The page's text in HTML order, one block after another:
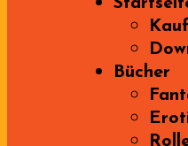
Bücher